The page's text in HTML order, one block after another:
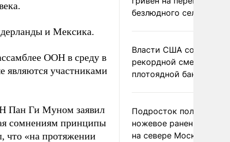
и Мексика.
ООН в среду в
являются участниками
Пан Ги Муном заявил
сомнениям принципы
что «на протяжении
безлюдного села
Власти США сообщили
рекордной смертности
плотоядной бактерии
Подросток получил
ножевое ранение в
на севере Москвы